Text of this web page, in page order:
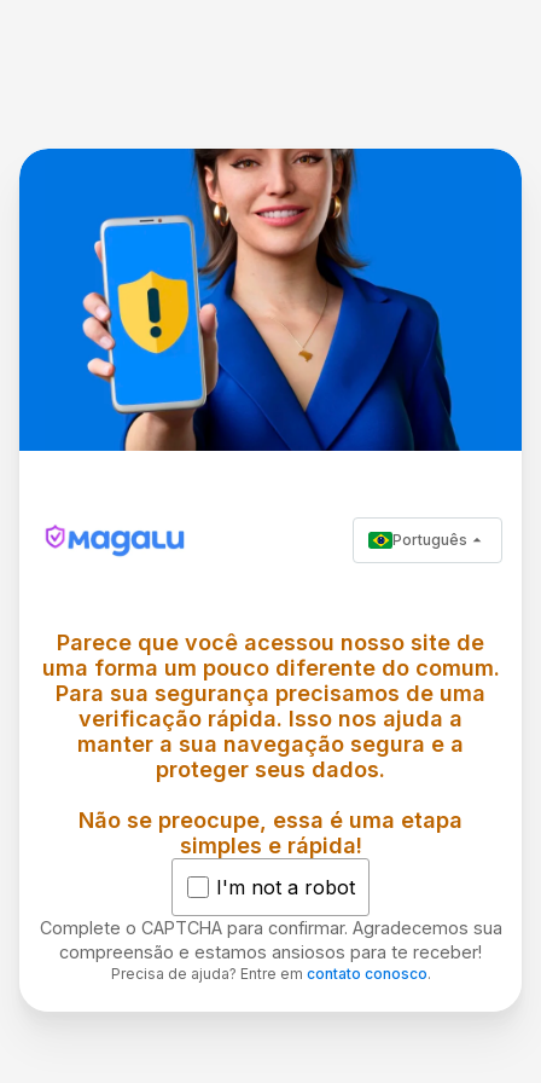
Português
Parece que você acessou nosso site de
uma forma um pouco diferente do comum.
Para sua segurança precisamos de uma
verificação rápida. Isso nos ajuda a
manter a sua navegação segura e a
proteger seus dados.
Não se preocupe, essa é uma etapa
simples e rápida!
I'm not a robot
Complete o CAPTCHA para confirmar. Agradecemos sua
compreensão e estamos ansiosos para te receber!
Precisa de ajuda? Entre em contato conosco.